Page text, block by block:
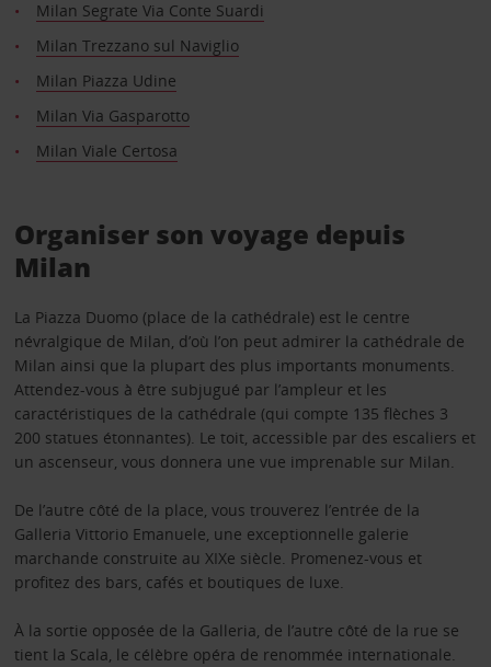
Milan Segrate Via Conte Suardi
Milan Trezzano sul Naviglio
Milan Piazza Udine
Milan Via Gasparotto
Milan Viale Certosa
Organiser son voyage depuis
Milan
La Piazza Duomo (place de la cathédrale) est le centre
névralgique de Milan, d’où l’on peut admirer la cathédrale de
Milan ainsi que la plupart des plus importants monuments.
Attendez-vous à être subjugué par l’ampleur et les
caractéristiques de la cathédrale (qui compte 135 flèches 3
200 statues étonnantes). Le toit, accessible par des escaliers et
un ascenseur, vous donnera une vue imprenable sur Milan.
De l’autre côté de la place, vous trouverez l’entrée de la
Galleria Vittorio Emanuele, une exceptionnelle galerie
marchande construite au XIXe siècle. Promenez-vous et
profitez des bars, cafés et boutiques de luxe.
À la sortie opposée de la Galleria, de l’autre côté de la rue se
tient la Scala, le célèbre opéra de renommée internationale.